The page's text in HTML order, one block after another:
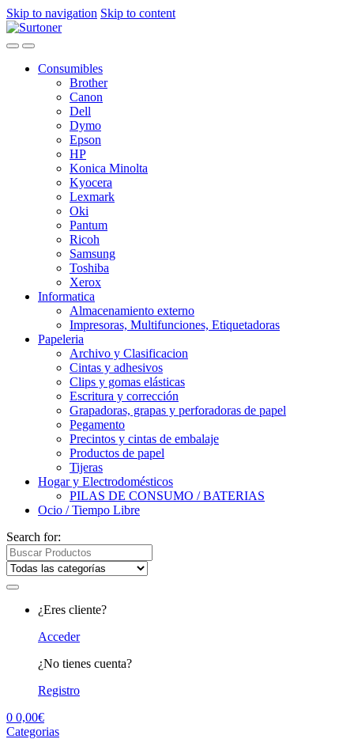
Skip to navigation Skip to content
Consumibles
Brother
Canon
Dell
Dymo
Epson
HP
Konica Minolta
Kyocera
Lexmark
Oki
Pantum
Ricoh
Samsung
Toshiba
Xerox
Informatica
Almacenamiento externo
Impresoras, Multifunciones, Etiquetadoras
Papeleria
Archivo y Clasificacion
Cintas y adhesivos
Clips y gomas elásticas
Escritura y corrección
Grapadoras, grapas y perforadoras de papel
Pegamento
Precintos y cintas de embalaje
Productos de papel
Tijeras
Hogar y Electrodomésticos
PILAS DE CONSUMO / BATERIAS
Ocio / Tiempo Libre
Search for:
¿Eres cliente?
Acceder
¿No tienes cuenta?
Registro
0 0,00€
Categorias